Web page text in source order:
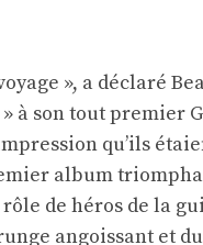
», a déclaré
à son tout premier
qu’ils
album
de héros de la
angoissant et